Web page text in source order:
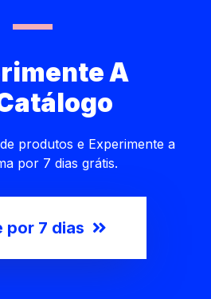
A
produtos e Experimente a
por 7 dias grátis.
por 7 dias